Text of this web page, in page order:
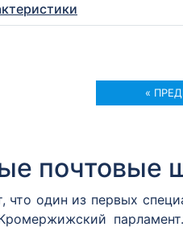
«
почтовые
что один из первых